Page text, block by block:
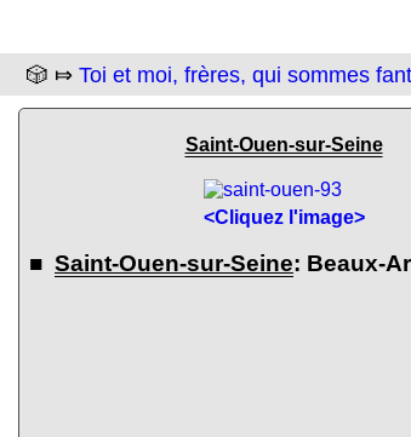
🎲 ⤇ Toi et moi, frères, qui sommes
Saint-Ouen-sur-Seine
<Cliquez l'image>
■ Saint-Ouen-sur-Seine: Beaux-